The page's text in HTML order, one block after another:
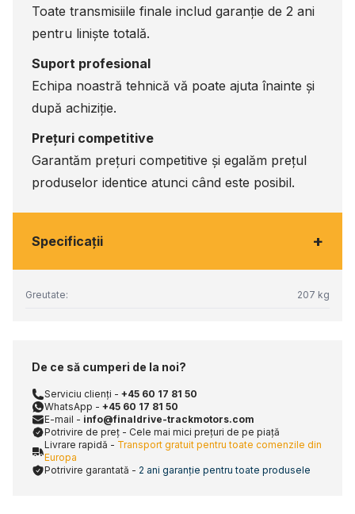
Toate transmisiile finale includ garanție de 2 ani
pentru liniște totală.
Suport profesional
Echipa noastră tehnică vă poate ajuta înainte și
după achiziție.
Prețuri competitive
Garantăm prețuri competitive și egalăm prețul
produselor identice atunci când este posibil.
Specificaţii +
Greutate: 207 kg
De ce să cumperi de la noi?
Serviciu clienți - +45 60 17 81 50
WhatsApp - +45 60 17 81 50
E-mail - info@finaldrive-trackmotors.com
Potrivire de preț - Cele mai mici prețuri de pe piață
Livrare rapidă - Transport gratuit pentru toate comenzile din
Europa
Potrivire garantată - 2 ani garanție pentru toate produsele